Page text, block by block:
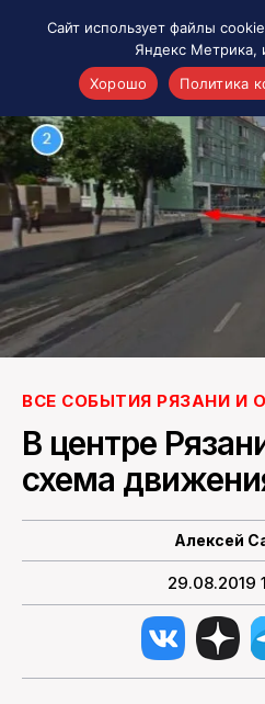
Акценты
Материалы о Рязани и
Проекты 7 инфо
Здоровье
Интересное
Новости кино и ТВ
Новости России
Политика
О НАС
ПОИСК ПО
ВСЕ СОБЫТИЯ РЯЗАНИ И
В центре
схема
Алексей
29.08.2019
Сайт использует файлы
Яндекс Метрика,
Хорошо
Политика